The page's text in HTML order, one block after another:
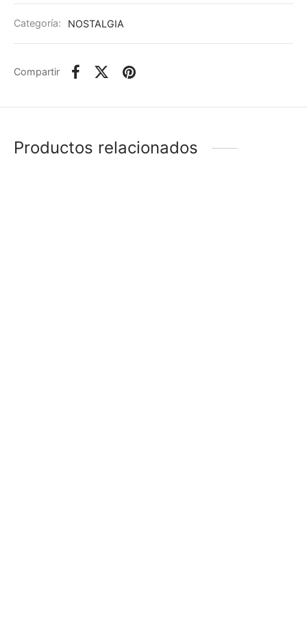
Categoría: NOSTALGIA
Compartir
Productos relacionados